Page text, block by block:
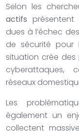
Selon les
actifs présentent
dues à l’échec
de sécurité pour
situation crée des
cyberattaques,
réseaux
Les
également un
collectent